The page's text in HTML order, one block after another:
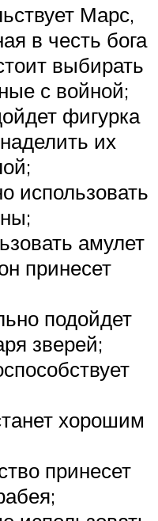
Марс,
в честь бога
выбирать
с войной;
фигурка
их
использовать
амулет
принесет
подойдет
зверей;
хорошим
принесет